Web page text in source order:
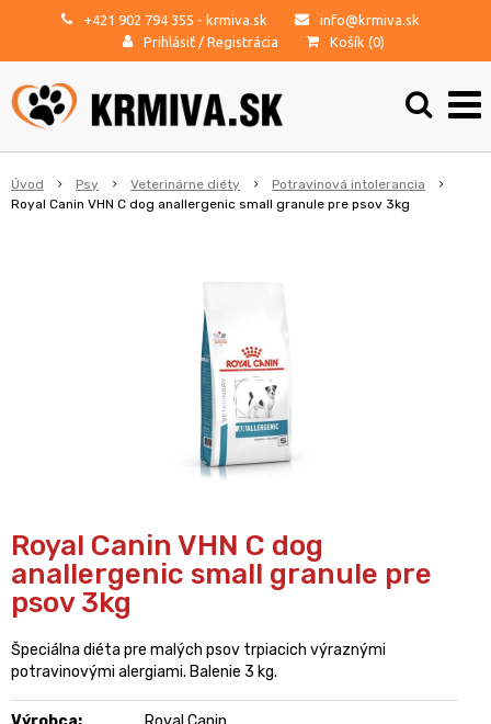
+421 902 794 355 - krmiva.sk
info@krmiva.sk
Prihlásiť / Registrácia Košík (0)
Úvod Psy Veterinárne diéty
Potravinová intolerancia
Royal Canin VHN C dog anallergenic small granule pre psov 3kg
Royal Canin VHN C dog
anallergenic small granule pre
psov 3kg
Špeciálna diéta pre malých psov trpiacich výraznými
potravinovými alergiami. Balenie 3 kg.